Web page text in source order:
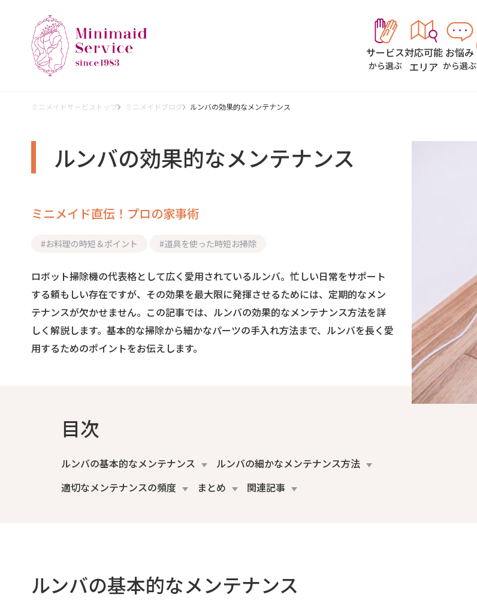
サービス
から選ぶ
対応可能
エリア
お悩み
から選ぶ
ミニメイドサービストップ ミニメイドブログ ルンバの効果的なメンテナンス
ルンバの効果的なメンテナンス
ミニメイド直伝！プロの家事術
#お料理の時短＆ポイント #道具を使った時短お掃除
ロボット掃除機の代表格として広く愛用されているルンバ。忙しい日常をサポート
する頼もしい存在ですが、その効果を最大限に発揮させるためには、定期的なメン
テナンスが欠かせません。この記事では、ルンバの効果的なメンテナンス方法を詳
しく解説します。基本的な掃除から細かなパーツの手入れ方法まで、ルンバを長く愛
用するためのポイントをお伝えします。
目次
ルンバの基本的なメンテナンス
ルンバの細かなメンテナンス方法
適切なメンテナンスの頻度
まとめ 関連記事
ルンバの基本的なメンテナンス